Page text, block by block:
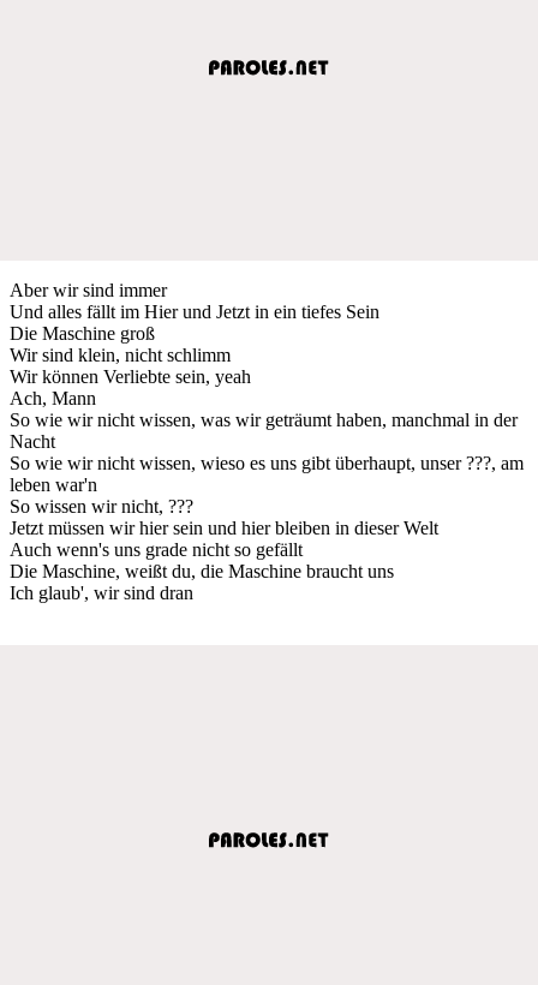
Aber wir sind immer
Und alles fällt im Hier und Jetzt in ein tiefes Sein
Die Maschine groß
Wir sind klein, nicht schlimm
Wir können Verliebte sein, yeah
Ach, Mann
So wie wir nicht wissen, was wir geträumt haben, manchmal in der
Nacht
So wie wir nicht wissen, wieso es uns gibt überhaupt, unser ???, am
leben war'n
So wissen wir nicht, ???
Jetzt müssen wir hier sein und hier bleiben in dieser Welt
Auch wenn's uns grade nicht so gefällt
Die Maschine, weißt du, die Maschine braucht uns
Ich glaub', wir sind dran